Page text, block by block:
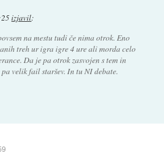
izjavil:
na mestu tudi če nima otrok. Eno
treh ur igra igre 4 ure ali morda celo
Da je pa otrok zasvojen s tem in
velik fail staršev. In tu NI debate.